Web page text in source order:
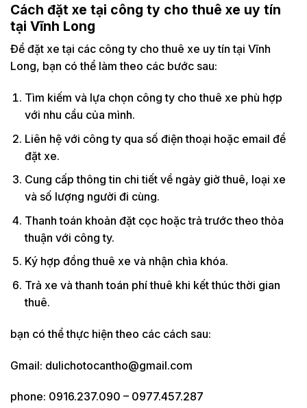
Cách đặt xe tại công ty cho thuê xe uy tín
tại Vĩnh Long
Để đặt xe tại các công ty cho thuê xe uy tín tại Vĩnh
Long, bạn có thể làm theo các bước sau:
Tìm kiếm và lựa chọn công ty cho thuê xe phù hợp
với nhu cầu của mình.
Liên hệ với công ty qua số điện thoại hoặc email để
đặt xe.
Cung cấp thông tin chi tiết về ngày giờ thuê, loại xe
và số lượng người đi cùng.
Thanh toán khoản đặt cọc hoặc trả trước theo thỏa
thuận với công ty.
Ký hợp đồng thuê xe và nhận chìa khóa.
Trả xe và thanh toán phí thuê khi kết thúc thời gian
thuê.
bạn có thể thực hiện theo các cách sau:
Gmail: dulichotocantho@gmail.com
phone: 0916.237.090 – 0977.457.287